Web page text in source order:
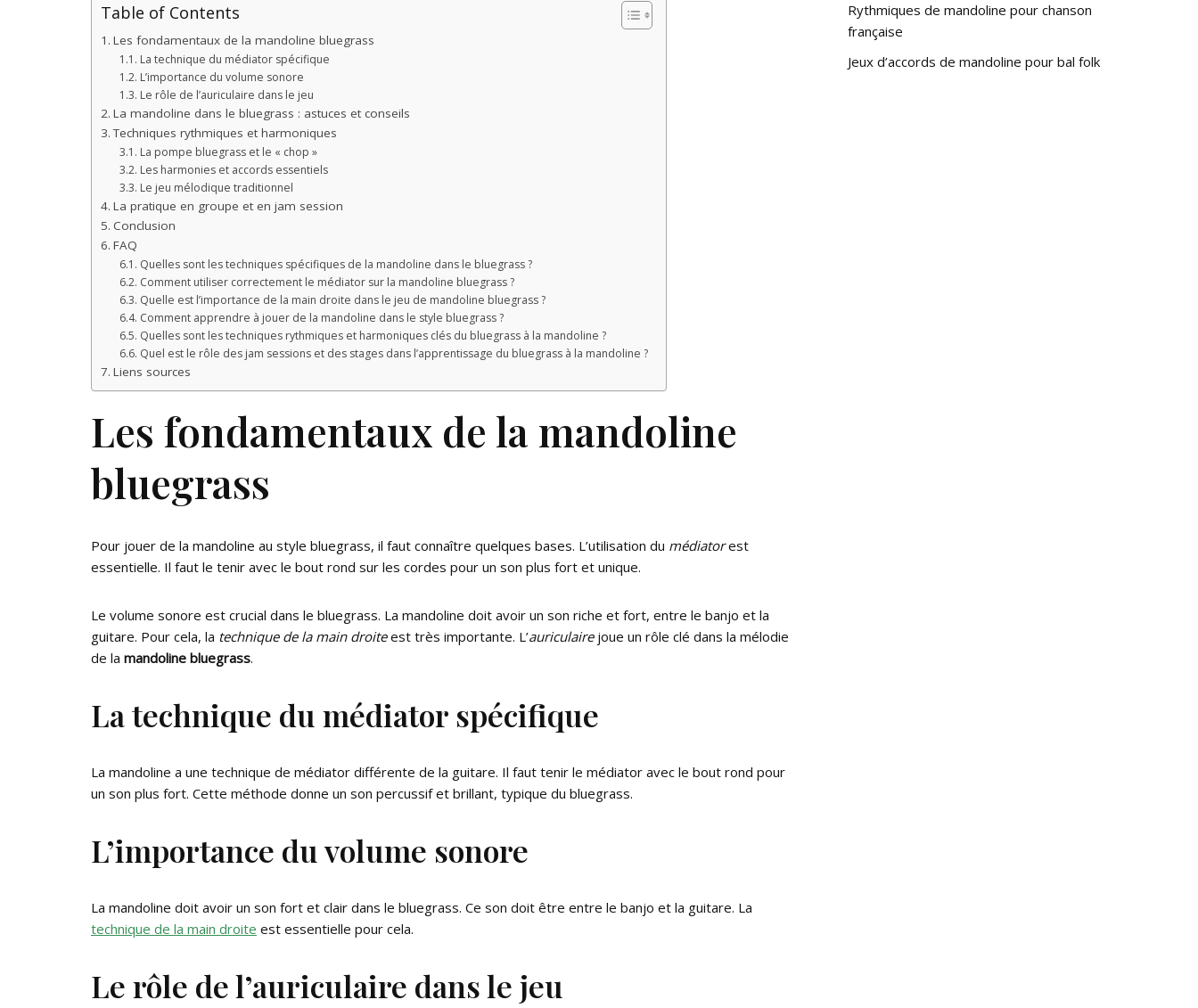
Table of Contents
Les fondamentaux de la mandoline bluegrass
La technique du médiator spécifique
L’importance du volume sonore
Le rôle de l’auriculaire dans le jeu
La mandoline dans le bluegrass : astuces et conseils
Techniques rythmiques et harmoniques
La pompe bluegrass et le « chop »
Les harmonies et accords essentiels
Le jeu mélodique traditionnel
La pratique en groupe et en jam session
Conclusion
FAQ
Quelles sont les techniques spécifiques de la mandoline dans le bluegrass ?
Comment utiliser correctement le médiator sur la mandoline bluegrass ?
Quelle est l’importance de la main droite dans le jeu de mandoline bluegrass ?
Comment apprendre à jouer de la mandoline dans le style bluegrass ?
Quelles sont les techniques rythmiques et harmoniques clés du bluegrass à la mandoline ?
Quel est le rôle des jam sessions et des stages dans l’apprentissage du bluegrass à la mandoline ?
Liens sources
Les fondamentaux de la mandoline
bluegrass
Pour jouer de la mandoline au style bluegrass, il faut connaître quelques bases. L’utilisation du médiatorest
essentielle. Il faut le tenir avec le bout rond sur les cordes pour un son plus fort et unique.
Le volume sonore est crucial dans le bluegrass. La mandoline doit avoir un son riche et fort, entre le banjo et la
guitare. Pour cela, la technique de la main droiteest très importante. L’auriculairejoue un rôle clé dans la mélodie
de la mandoline bluegrass.
La technique du médiator spécifique
La mandoline a une technique de médiator différente de la guitare. Il faut tenir le médiator avec le bout rond pour
un son plus fort. Cette méthode donne un son percussif et brillant, typique du bluegrass.
L’importance du volume sonore
La mandoline doit avoir un son fort et clair dans le bluegrass. Ce son doit être entre le banjo et la guitare. La
technique de la main droite est essentielle pour cela.
Le rôle de l’auriculaire dans le jeu
Rythmiques de mandoline pour chanson
française
Jeux d’accords de mandoline pour bal folk